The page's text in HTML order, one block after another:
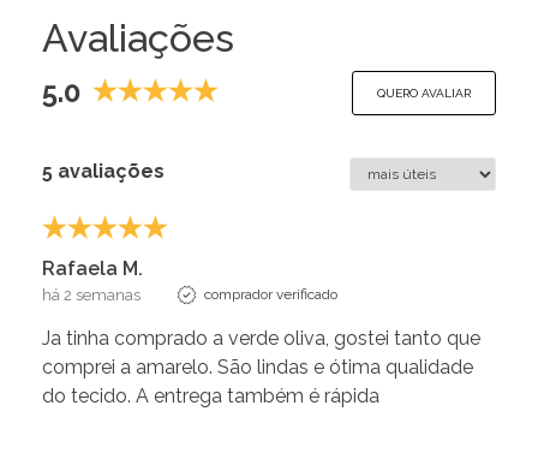
Avaliações
5.0 QUERO AVALIAR
5 avaliações
Rafaela M.
há 2 semanas comprador verificado
Ja tinha comprado a verde oliva, gostei tanto que
comprei a amarelo. São lindas e ótima qualidade
do tecido. A entrega também é rápida